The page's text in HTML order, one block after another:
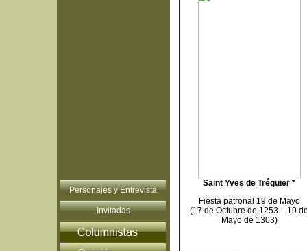
Personajes y Entrevista
Invitadas
Saint Yves de Tréguier *
Fiesta patronal 19 de Mayo
(17 de Octubre de 1253 – 19
Mayo de 1303)